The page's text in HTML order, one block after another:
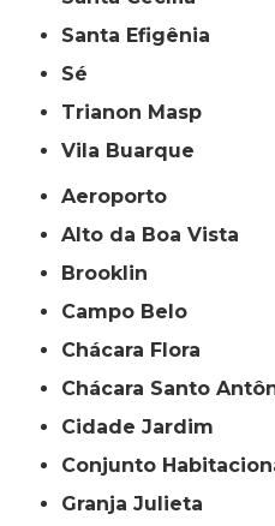
Santa Efigênia
Sé
Trianon Masp
Vila Buarque
Aeroporto
Alto da Boa Vista
Brooklin
Campo Belo
Chácara Flora
Chácara Santo
Cidade Jardim
Conjunto
Granja Julieta